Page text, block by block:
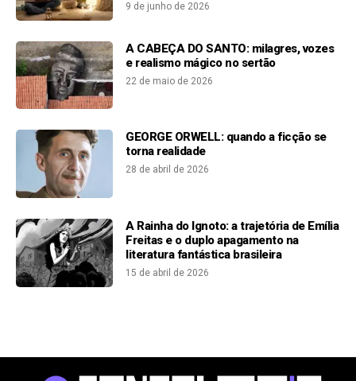
9 de junho de 2026
A CABEÇA DO SANTO: milagres, vozes
e realismo mágico no sertão
22 de maio de 2026
GEORGE ORWELL: quando a ficção se
torna realidade
28 de abril de 2026
A Rainha do Ignoto: a trajetória de Emília
Freitas e o duplo apagamento na
literatura fantástica brasileira
15 de abril de 2026